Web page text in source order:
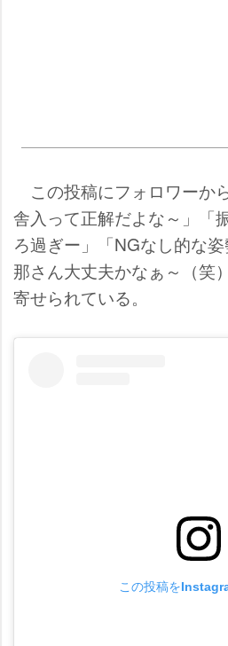
この投稿にフォロワーか
舎入って正解だよな～」「
ろ過ぎー」「NGなし的な
那さん大丈夫かなぁ～（笑
寄せられている。
この投稿を